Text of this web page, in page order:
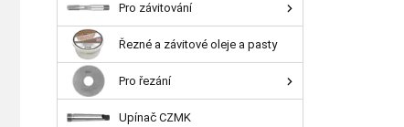
Pro závitování
Řezné a závitové oleje a pasty
Pro řezání
Upínač CZMK